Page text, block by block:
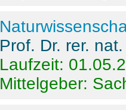
Prof. Dr. rer.
Laufzeit:
Mittelgeber: